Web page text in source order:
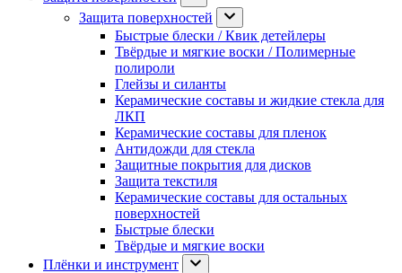
Защита поверхностей
Быстрые блески / Квик детейлеры
Твёрдые и мягкие воски / Полимерные
полироли
Глейзы и силанты
Керамические составы и жидкие стекла для
ЛКП
Керамические составы для пленок
Антидожди для стекла
Защитные покрытия для дисков
Защита текстиля
Керамические составы для остальных
поверхностей
Быстрые блески
Твёрдые и мягкие воски
Плёнки и инструмент